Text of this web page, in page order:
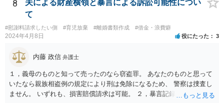
婚したならなおさら無関係となりますので、養育費を支払う義務は生
じません。 一方、婚姻と同時に連れ子を養子縁組（普通養子縁組）し
た場合、離婚をしても、養親子関係は当然には終了しませんので、親
権の問題が生じえますし、養育費の支払い義務も発生します。 ただ
し、もともと、血のつながりが無いので、相談者さんが親権を取得す
ることはないと思われますし、連れ子だから養子縁組したという関係
でしたら、離婚に伴い養子との離縁も認められるのが一般的ですの
で、離縁すれば、当然に養育費の支払い義務は無くなります。 以上、
ご参考まで。
8
夫による財産横領と暴言による訴訟可能性につい
て
#慰謝料請求したい側 #育児放棄 #離婚書類作成 #借金・浪費癖
2024年4月8日 役にたった 3
内藤 政信 弁護士
１，義母のものと知って売ったのなら窃盗罪。 あなたのものと思って
いたなら親族相盗例の規定により刑は免除になるため、 警察は捜査し
ません。 いずれも、損害賠償請求は可能。 ２，暴言記録は、パワハラ